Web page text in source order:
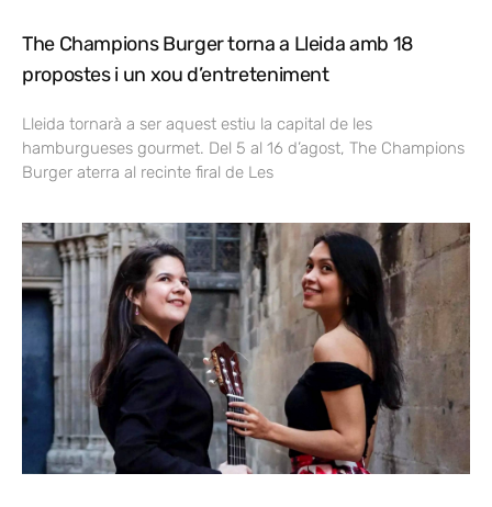
The Champions Burger torna a Lleida amb 18
propostes i un xou d’entreteniment
Lleida tornarà a ser aquest estiu la capital de les
hamburgueses gourmet. Del 5 al 16 d’agost, The Champions
Burger aterra al recinte firal de Les